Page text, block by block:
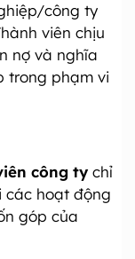
công ty
viên chịu
nợ và nghĩa
trong phạm vi
công ty chỉ
các hoạt động
góp của